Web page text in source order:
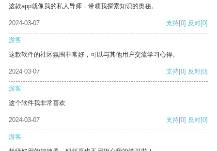
这款app就像我的私人导师，带领我探索知识的奥秘。
2024-03-07 支持[0] 反对[0]
游客
这款软件的社区氛围非常好，可以与其他用户交流学习心得。
2024-03-07 支持[0] 反对[0]
游客
这个软件我非常喜欢
2024-03-07 支持[0] 反对[0]
游客